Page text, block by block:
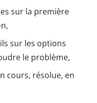
sur la première
sur les options
le problème,
cours, résolue, en